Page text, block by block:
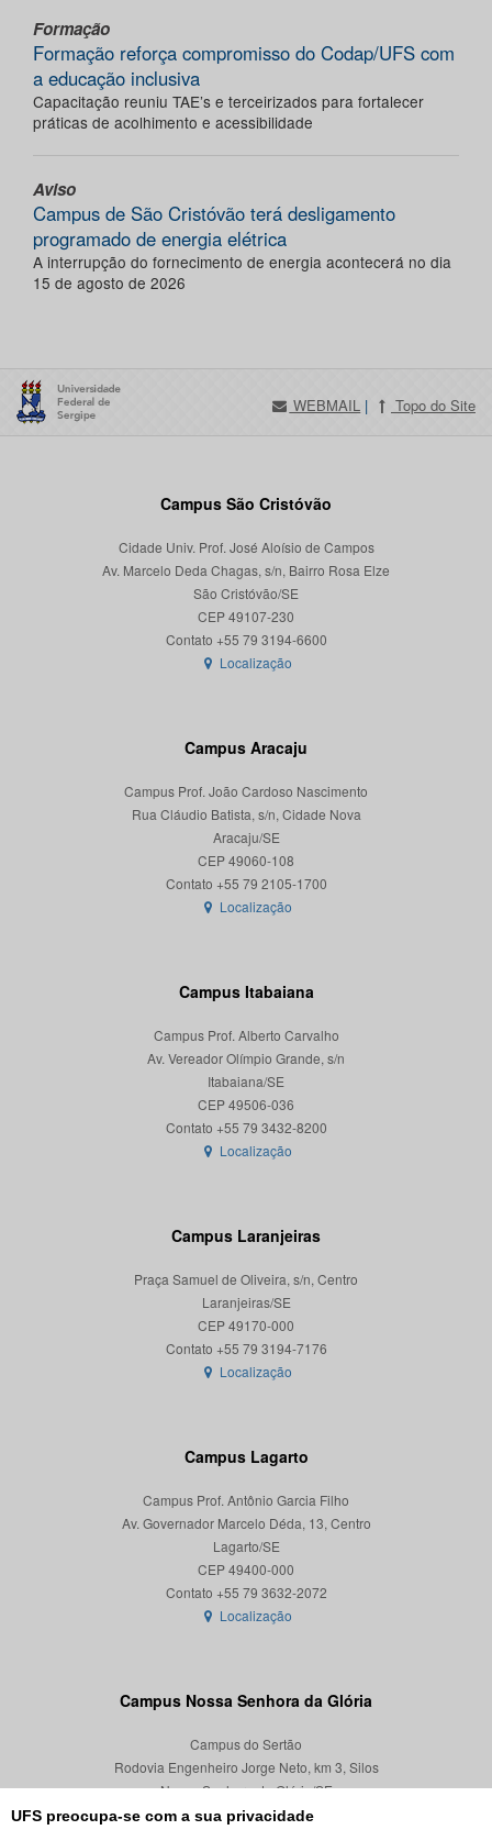
UFS preocupa-se com a sua privacidade
Formação
Formação reforça compromisso do Codap/UFS com
a educação inclusiva
Capacitação reuniu TAE’s e terceirizados para fortalecer
práticas de acolhimento e acessibilidade
Aviso
Campus de São Cristóvão terá desligamento
programado de energia elétrica
A interrupção do fornecimento de energia acontecerá no dia
15 de agosto de 2026
WEBMAIL | Topo do Site
Campus São Cristóvão
Cidade Univ. Prof. José Aloísio de Campos
Av. Marcelo Deda Chagas, s/n, Bairro Rosa Elze
São Cristóvão/SE
CEP 49107-230
Localização
Campus Aracaju
Campus Prof. João Cardoso Nascimento
Rua Cláudio Batista, s/n, Cidade Nova
Aracaju/SE
CEP 49060-108
Localização
Campus Itabaiana
Campus Prof. Alberto Carvalho
Av. Vereador Olímpio Grande, s/n
Itabaiana/SE
CEP 49506-036
Localização
Campus Laranjeiras
Praça Samuel de Oliveira, s/n, Centro
Laranjeiras/SE
CEP 49170-000
Localização
Campus Lagarto
Campus Prof. Antônio Garcia Filho
Av. Governador Marcelo Déda, 13, Centro
Lagarto/SE
CEP 49400-000
Localização
Campus Nossa Senhora da Glória
Campus do Sertão
Rodovia Engenheiro Jorge Neto, km 3, Silos
Nossa Senhora da Glória/SE
CEP 49680-000